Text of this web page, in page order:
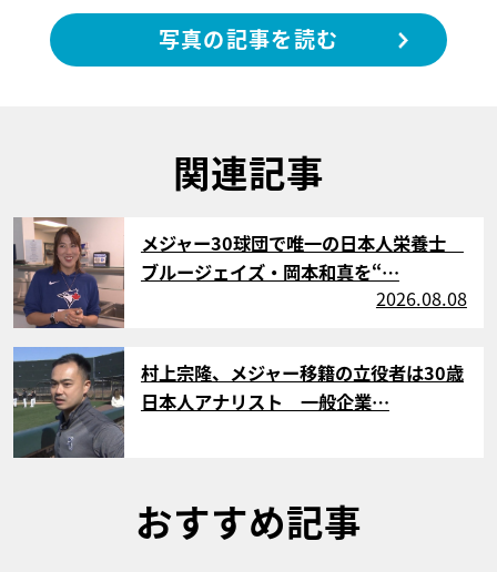
写真の記事を読む
関連記事
サムネイル
メジャー30球団で唯一の日本人栄養士
ブルージェイズ・岡本和真を“…
2026.08.08
サムネイル
村上宗隆、メジャー移籍の立役者は30歳
日本人アナリスト 一般企業…
おすすめ記事